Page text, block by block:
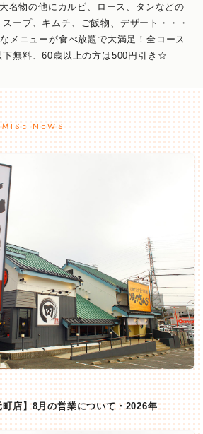
名物の他にカルビ、ロース、タンなどの
ープ、キムチ、ご飯物、デザート・・・
メニューが食べ放題で大満足！全コース
下無料、60歳以上の方は500円引き☆
NEWS
店】8月の営業について・2026年